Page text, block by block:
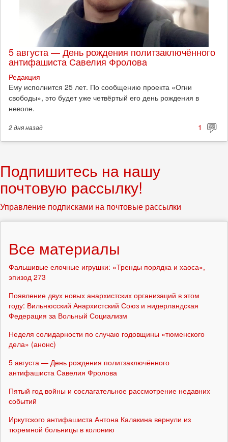
5 августа — День рождения политзаключённого
антифашиста Савелия Фролова
Редакция
Ему исполнится 25 лет. По сообщению проекта «Огни
свободы», это будет уже четвёртый его день рождения в
неволе.
2 дняназад 1
Подпишитесь на нашу
почтовую рассылку!
Управление подписками на почтовые рассылки
Все материалы
Фальшивые елочные игрушки: «Тренды порядка и хаоса»,
эпизод 273
Появление двух новых анархистских организаций в этом
году: Вильнюсский Анархистский Союз и нидерландская
Федерация за Вольный Социализм
Неделя солидарности по случаю годовщины «тюменского
дела» (анонс)
5 августа — День рождения политзаключённого
антифашиста Савелия Фролова
Пятый год войны и сослагательное рассмотрение недавних
событий
Иркутского антифашиста Антона Калакина вернули из
тюремной больницы в колонию